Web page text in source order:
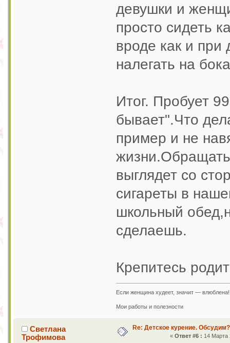
девушки и
просто сидеть
вроде как и при
налегать на
Итог. Пробует
бывает".Что
пример и не
жизни.Обращать
выглядет со
сигареты в
школьный
сделаешь.
Крепитесь
Если женщина худеет, значит —
Мои работы и полезности
Светлана
Трофимова
Re: Детское курение. Обсудим?
«Ответ #6 : 14 Марта